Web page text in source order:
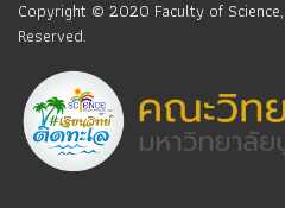
Copyright © 2020 Faculty of
Reserved.